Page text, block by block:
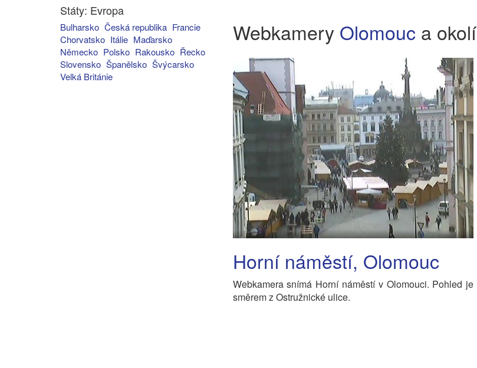
Státy: Evropa
Bulharsko Česká republika Francie
Chorvatsko Itálie Maďarsko
Německo Polsko Rakousko Řecko
Slovensko Španělsko Švýcarsko
Velká Británie
Webkamery Olomouca okolí
Horní náměstí, Olomouc
Webkamera snímá Horní náměstí v Olomouci. Pohled je
směrem z Ostružnické ulice.